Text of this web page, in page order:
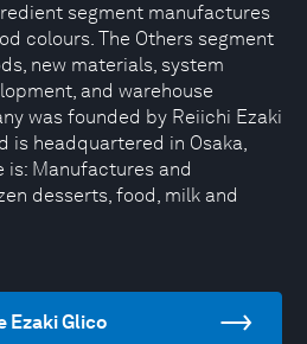
segment manufactures
colours. The Others segment
new materials, system
and warehouse
was founded by Reiichi Ezaki
is headquartered in Osaka,
is: Manufactures and
desserts, food, milk and
Ezaki Glico